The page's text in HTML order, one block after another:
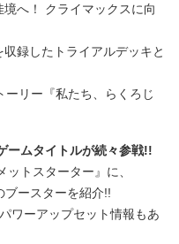
へ！ クライマックスに向
録したトライアルデッキと
リー『私たち、らくろじ
ームタイトルが続々参戦!!
ットスターター』に、
ブースターを紹介!!
ワーアップセット情報もあ